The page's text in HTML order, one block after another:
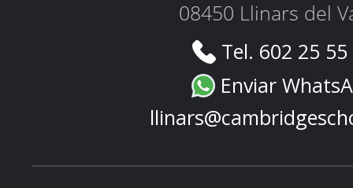
08450 Llinars del
Tel. 602 25
Enviar